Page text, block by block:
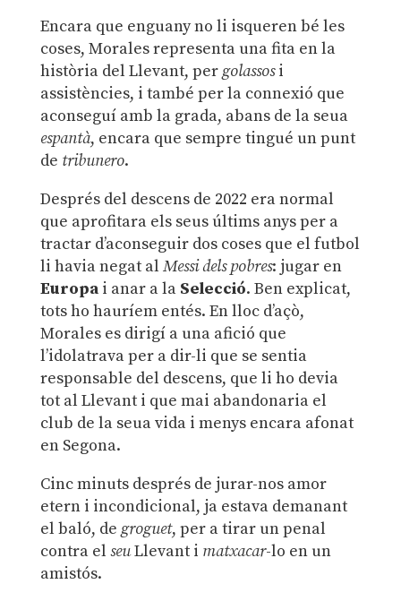
Encara que enguany no li isqueren bé les
coses, Morales representa una fita en la
història del Llevant, pergolassosi
assistències, i també per la connexió que
aconseguí amb la grada, abans de la seua
espantà, encara que sempre tingué un punt
de tribunero.
Després del descens de 2022 era normal
que aprofitara els seus últims anys per a
tractar d’aconseguir dos coses que el futbol
li havia negat al Messi dels pobres: jugar en
Europai anar a la Selecció. Ben explicat,
tots ho hauríem entés. En lloc d’açò,
Morales es dirigí a una afició que
l’idolatrava per a dir-li que se sentia
responsable del descens, que li ho devia
tot al Llevant i que mai abandonaria el
club de la seua vida i menys encara afonat
en Segona.
Cinc minuts després de jurar-nos amor
etern i incondicional, ja estava demanant
el baló, de groguet, per a tirar un penal
contra el seuLlevant i matxacar-lo en un
amistós.